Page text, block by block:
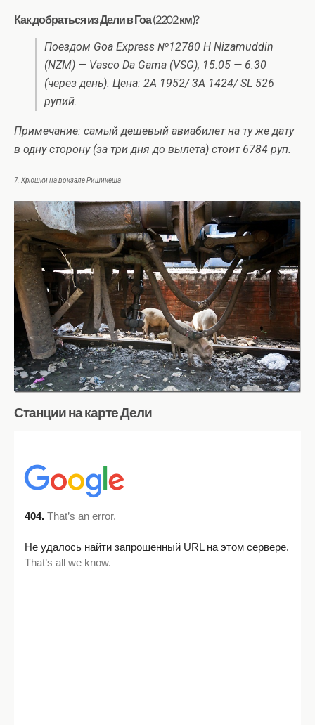
Как добраться из Дели в Гоа (2202 км)?
Поездом Goa Express №12780 H Nizamuddin
(NZM) — Vasco Da Gama (VSG), 15.05 — 6.30
(через день). Цена: 2A 1952/ 3A 1424/ SL 526
рупий.
Примечание: самый дешевый авиабилет на ту же дату
в одну сторону (за три дня до вылета) стоит 6784 руп.
7. Хрюшки на вокзале Ришикеша
Станции на карте Дели